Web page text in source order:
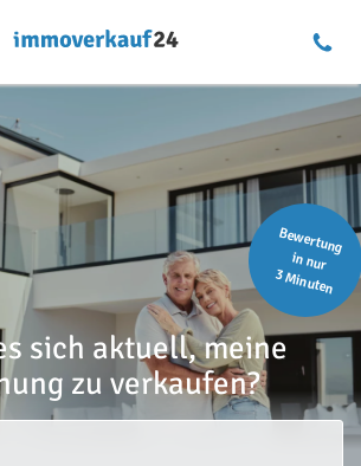
sich aktuell, meine
zu verkaufen?
Bewertung
in nur
3 Minuten